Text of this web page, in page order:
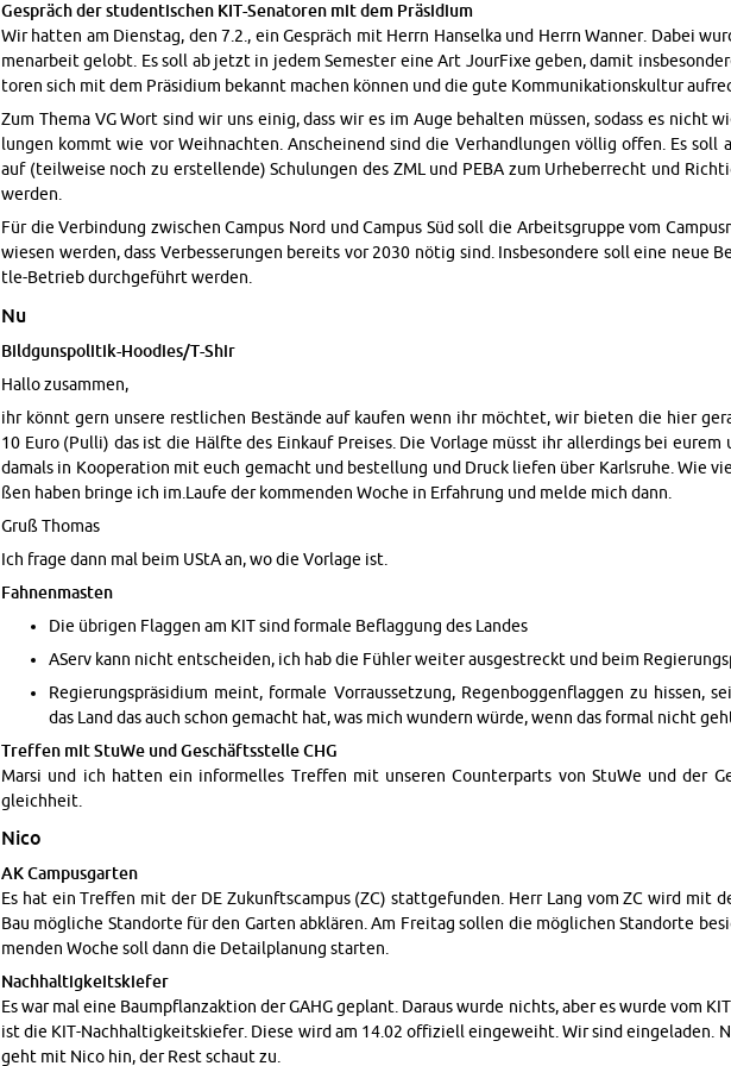
Ge­spräch der stu­den­ti­schen KIT-Se­na­to­ren mit dem Prä­si­di­um
Wir hat­ten am Diens­tag, den 7.2., ein Ge­spräch mit Herrn Han­sel­ka und Herrn Wan­ner. Dabei
men­ar­beit ge­lobt. Es soll ab jetzt in jedem Se­mes­ter eine Art Jour­Fi­xe geben, damit
to­ren sich mit dem Prä­si­di­um be­kannt ma­chen kön­nen und die gute Kom­mu­ni­ka­ti­ons­kul­tur
Zum Thema VG Wort sind wir uns einig, dass wir es im Auge be­hal­ten müs­sen, so­dass es nicht
lun­gen kommt wie vor Weih­nach­ten. An­schei­nend sind die Ver­hand­lun­gen völ­lig offen. Es soll
auf (teil­wei­se noch zu er­stel­len­de) Schu­lun­gen des ZML und PEBA zum Ur­he­ber­recht und
wer­den.
Für die Ver­bin­dung zwi­schen Cam­pus Nord und Cam­pus Süd soll die Ar­beits­grup­pe vom
wie­sen wer­den, dass Ver­bes­se­run­gen be­reits vor 2030 nötig sind. Ins­be­son­de­re soll eine neue
tle-Be­trieb durch­ge­führt wer­den.
Nu
Bild­guns­po­li­tik-Hoo­dies/T-Shir
Hallo zu­sam­men,
ihr könnt gern un­se­re rest­li­chen Be­stän­de auf kau­fen wenn ihr möch­tet, wir bie­ten die hier
10 Euro (Pulli) das ist die Hälf­te des Ein­kauf Prei­ses. Die Vor­la­ge müsst ihr al­ler­dings bei eurem
da­mals in Ko­ope­ra­ti­on mit euch ge­macht und be­stel­lung und Druck lie­fen über Karls­ru­he. Wie
ßen haben brin­ge ich im.​Laufe der kom­men­den Woche in Er­fah­rung und melde mich dann.
Gruß Tho­mas
Ich frage dann mal beim UStA an, wo die Vor­la­ge ist.
Fah­nen­mas­ten
Die üb­ri­gen Flag­gen am KIT sind for­ma­le Be­flag­gung des Lan­des
AServ kann nicht ent­schei­den, ich hab die Füh­ler wei­ter aus­ge­streckt und beim
Re­gie­rungs­prä­si­di­um meint, for­ma­le Vorraus­set­zung, Re­gen­bog­gen­flag­gen zu his­sen,
das Land das auch schon ge­macht hat, was mich wun­dern würde, wenn das for­mal nicht
Tref­fen mit StuWe und Ge­schäfts­stel­le CHG
Marsi und ich hat­ten ein in­for­mel­les Tref­fen mit un­se­ren Coun­ter­parts von StuWe und der
gleich­heit.
Nico
AK Cam­pus­gar­ten
Es hat ein Tref­fen mit der DE Zu­kunfts­cam­pus (ZC) statt­ge­fun­den. Herr Lang vom ZC wird mit
Bau mög­li­che Stand­or­te für den Gar­ten ab­klä­ren. Am Frei­tag sol­len die mög­li­chen Stand­or­te
men­den Woche soll dann die De­tail­pla­nung star­ten.
Nach­hal­tig­keits­kie­fer
Es war mal eine Baum­pflanz­ak­ti­on der GAHG ge­plant. Dar­aus wurde nichts, aber es wurde vom
ist die KIT-Nach­hal­tig­keits­kie­fer. Diese wird am 14.02 of­fi­zi­ell ein­ge­weiht. Wir sind ein­ge­la­den.
geht mit Nico hin, der Rest schaut zu.